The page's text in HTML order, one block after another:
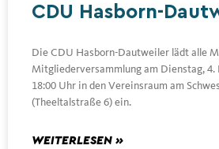
CDU Hasborn-
Die CDU Hasborn-Dautweiler lädt alle
Mitgliederversammlung am Dienstag, 4.
18:00 Uhr in den Vereinsraum am
(Theeltalstraße 6) ein.
WEITERLESEN »